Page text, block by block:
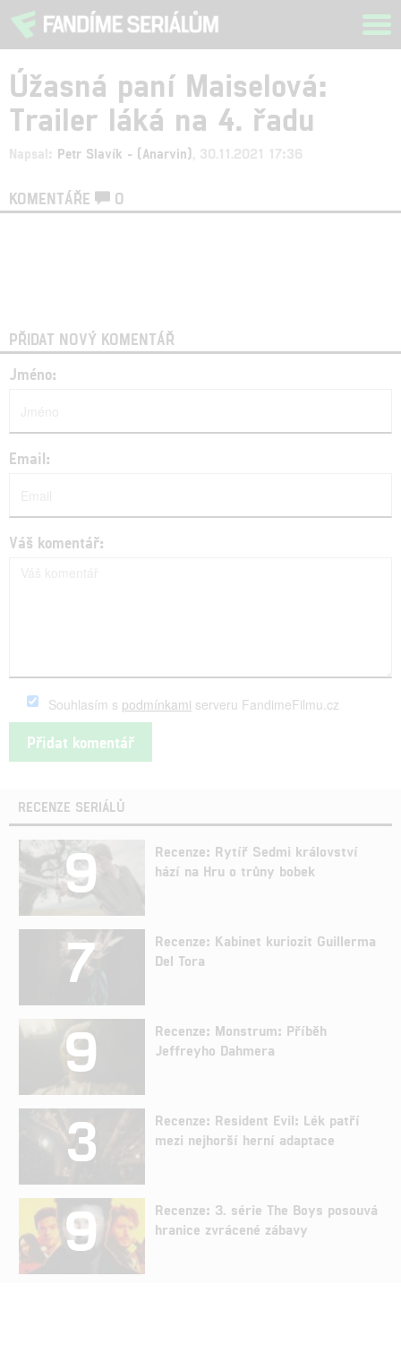
Úžasná paní Maiselová:
Trailer láká na 4. řadu
Napsal: Petr Slavík - (Anarvin) , 30.11.2021 17:36
KOMENTÁŘE 0
PŘIDAT NOVÝ KOMENTÁŘ
Jméno:
Email:
Váš komentář:
Souhlasím s podmínkami serveru FandimeFilmu.cz
RECENZE SERIÁLŮ
9
Recenze: Rytíř Sedmi království
hází na Hru o trůny bobek
7
Recenze: Kabinet kuriozit Guillerma
Del Tora
9
Recenze: Monstrum: Příběh
Jeffreyho Dahmera
3
Recenze: Resident Evil: Lék patří
mezi nejhorší herní adaptace
9
Recenze: 3. série The Boys posouvá
hranice zvrácené zábavy